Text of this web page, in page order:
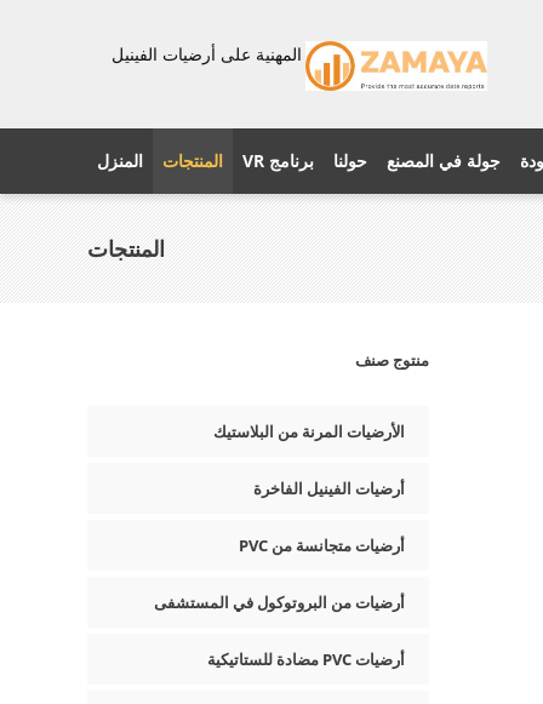
المهنية على أرضيات الفينيل
المنزل المنتجات برنامج VR حولنا جولة في المصنع
المنتجات
منتوج صنف
الأرضيات المرنة من البلاستيك
أرضيات الفينيل الفاخرة
أرضيات متجانسة من PVC
أرضيات من البروتوكول في المستشفى
أرضيات PVC مضادة للستاتيكية